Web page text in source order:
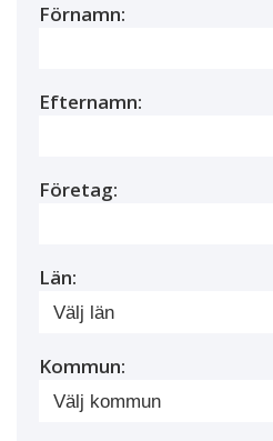
Förnamn:
Efternamn:
Företag:
Län:
Kommun: